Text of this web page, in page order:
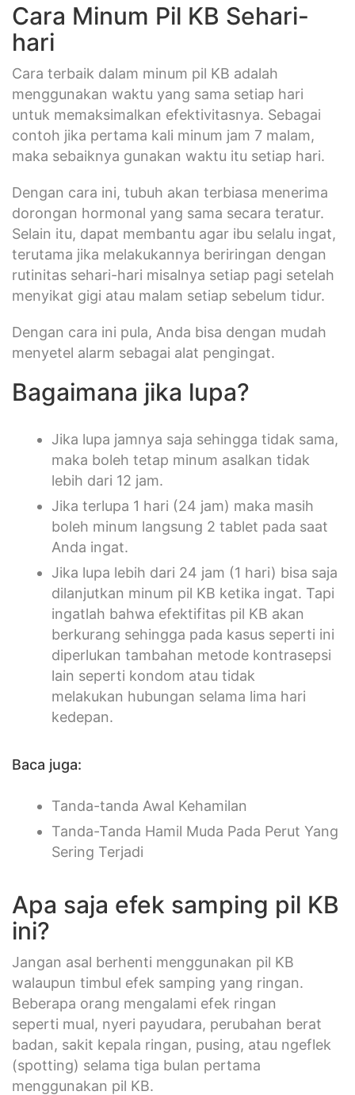
Cara Minum Pil KB Sehari-
hari
Cara terbaik dalam minum pil KB adalah
menggunakan waktu yang sama setiap hari
untuk memaksimalkan efektivitasnya. Sebagai
contoh jika pertama kali minum jam 7 malam,
maka sebaiknya gunakan waktu itu setiap hari.
Dengan cara ini, tubuh akan terbiasa menerima
dorongan hormonal yang sama secara teratur.
Selain itu, dapat membantu agar ibu selalu ingat,
terutama jika melakukannya beriringan dengan
rutinitas sehari-hari misalnya setiap pagi setelah
menyikat gigi atau malam setiap sebelum tidur.
Dengan cara ini pula, Anda bisa dengan mudah
menyetel alarm sebagai alat pengingat.
Bagaimana jika lupa?
Jika lupa jamnya saja sehingga tidak sama,
maka boleh tetap minum asalkan tidak
lebih dari 12 jam.
Jika terlupa 1 hari (24 jam) maka masih
boleh minum langsung 2 tablet pada saat
Anda ingat.
Jika lupa lebih dari 24 jam (1 hari) bisa saja
dilanjutkan minum pil KB ketika ingat. Tapi
ingatlah bahwa efektifitas pil KB akan
berkurang sehingga pada kasus seperti ini
diperlukan tambahan metode kontrasepsi
lain seperti kondom atau tidak
melakukan hubungan selama lima hari
kedepan.
Baca juga:
Tanda-tanda Awal Kehamilan
Tanda-Tanda Hamil Muda Pada Perut Yang
Sering Terjadi
Apa saja efek samping pil KB
ini?
Jangan asal berhenti menggunakan pil KB
walaupun timbul efek samping yang ringan.
Beberapa orang mengalami efek ringan
seperti mual, nyeri payudara, perubahan berat
badan, sakit kepala ringan, pusing, atau ngeflek
(spotting) selama tiga bulan pertama
menggunakan pil KB.